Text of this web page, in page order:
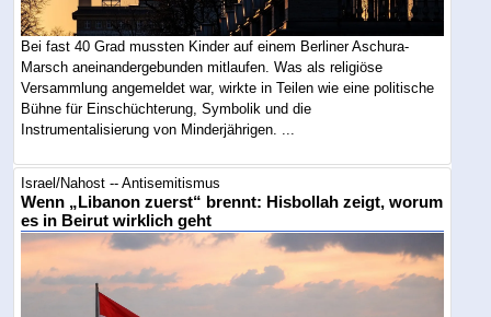
Bei fast 40 Grad mussten Kinder auf einem Berliner Aschura-
Marsch aneinandergebunden mitlaufen. Was als religiöse
Versammlung angemeldet war, wirkte in Teilen wie eine politische
Bühne für Einschüchterung, Symbolik und die
Instrumentalisierung von Minderjährigen. ...
Israel/Nahost -- Antisemitismus
Wenn „Libanon zuerst“ brennt: Hisbollah zeigt, worum
es in Beirut wirklich geht